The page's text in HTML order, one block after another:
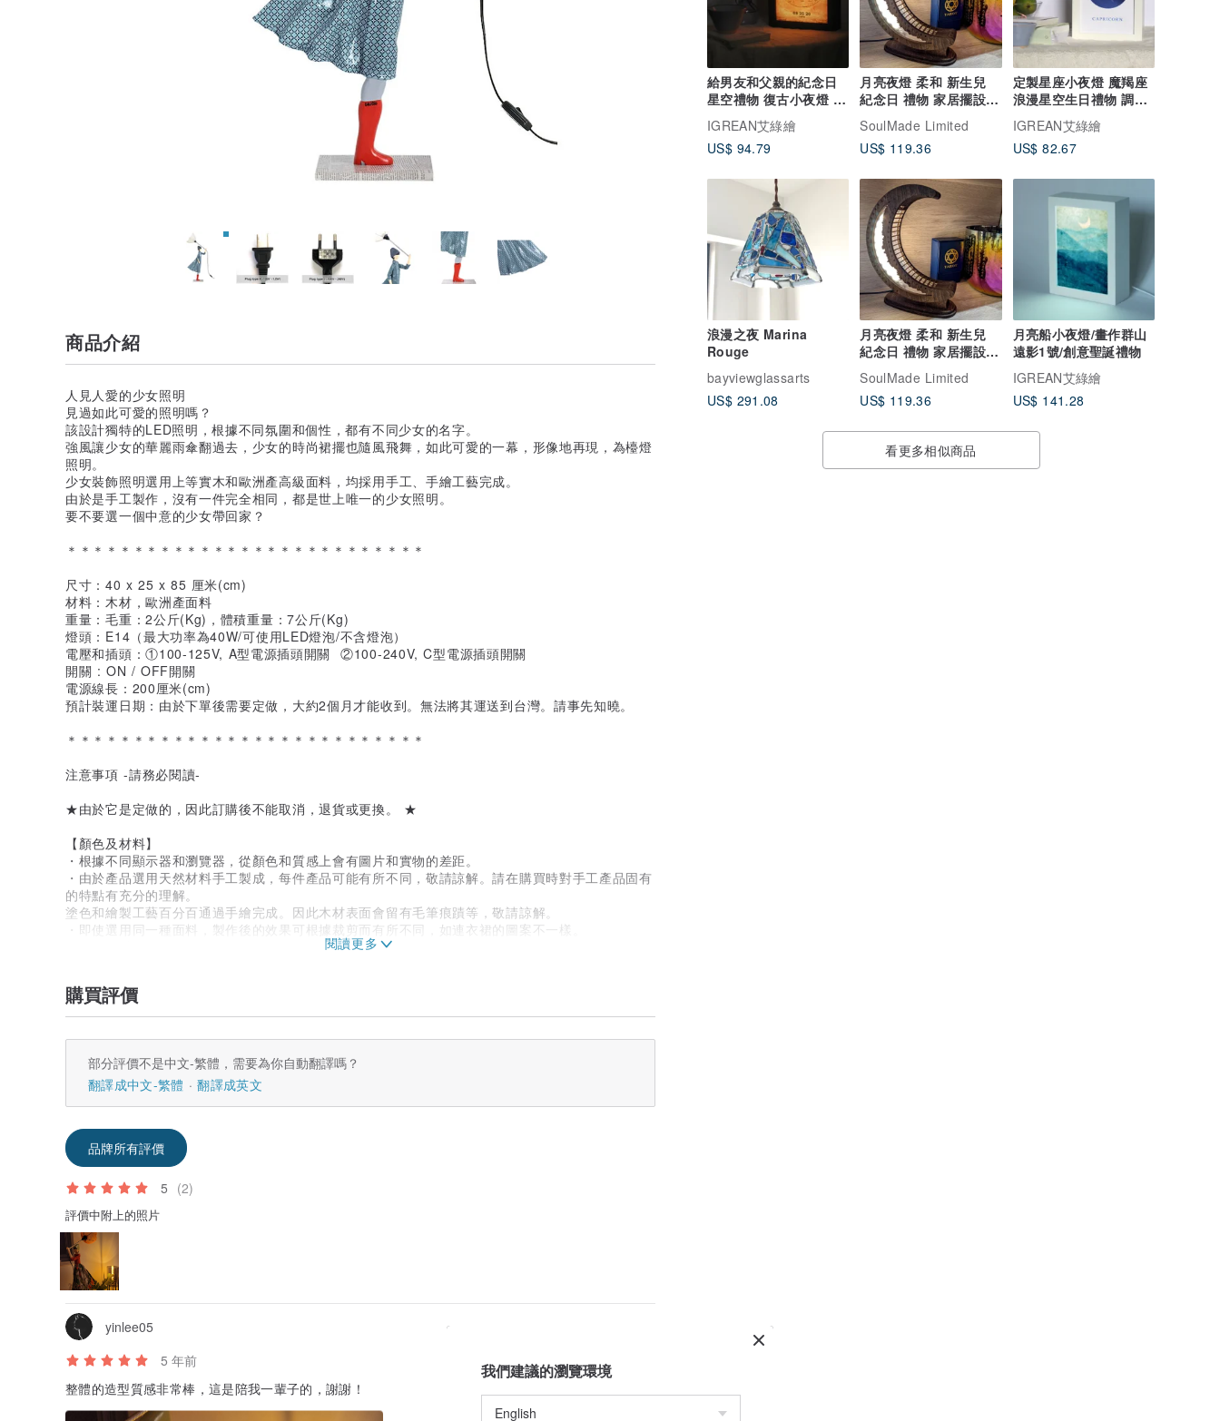
給男友和父親的紀念日
星空禮物 復古小夜燈 創
意裝飾畫燈箱
IGREAN艾綠繪
US$ 94.79
月亮夜燈 柔和 新生兒
紀念日 禮物 家居擺設
冥想 木燈 放鬆
SoulMade Limited
US$ 119.36
定製星座小夜燈 魔羯座
浪漫星空生日禮物 調光
陪伴入眠床頭燈
IGREAN艾綠繪
US$ 82.67
浪漫之夜 Marina
Rouge
bayviewglassarts
US$ 291.08
月亮夜燈 柔和 新生兒
紀念日 禮物 家居擺設
冥想 木燈 放鬆
SoulMade Limited
US$ 119.36
月亮船小夜燈/畫作群山
遠影1號/創意聖誕禮物
IGREAN艾綠繪
US$ 141.28
看更多相似商品
商品介紹
人見人愛的少女照明
見過如此可愛的照明嗎？
該設計獨特的LED照明，根據不同氛圍和個性，都有不同少女的名字。
強風讓少女的華麗雨傘翻過去，少女的時尚裙擺也隨風飛舞，如此可愛的一幕，形像地再現，為檯燈
照明。
少女裝飾照明選用上等實木和歐洲產高級面料，均採用手工、手繪工藝完成。
由於是手工製作，沒有一件完全相同，都是世上唯一的少女照明。
要不要選一個中意的少女帶回家？
＊＊＊＊＊＊＊＊＊＊＊＊＊＊＊＊＊＊＊＊＊＊＊＊＊＊＊
尺寸：40 x 25 x 85 厘米(cm)
材料：木材，歐洲產面料
重量：毛重：2公斤(Kg)，體積重量：7公斤(Kg)
燈頭：E14（最大功率為40W/可使用LED燈泡/不含燈泡）
電壓和插頭：①100-125V, A型電源插頭開關 ②100-240V, C型電源插頭開關
開關 : ON / OFF開關
電源線長：200厘米(cm)
預計裝運日期：由於下單後需要定做，大約2個月才能收到。無法將其運送到台灣。請事先知曉。
＊＊＊＊＊＊＊＊＊＊＊＊＊＊＊＊＊＊＊＊＊＊＊＊＊＊＊
注意事項 -請務必閱讀-
★由於它是定做的，因此訂購後不能取消，退貨或更換。 ★
【顏色及材料】
・根據不同顯示器和瀏覽器，從顏色和質感上會有圖片和實物的差距。
・由於產品選用天然材料手工製成，每件產品可能有所不同，敬請諒解。請在購買時對手工產品固有
的特點有充分的理解。
塗色和繪製工藝百分百通過手繪完成。因此木材表面會留有毛筆痕蹟等，敬請諒解。
・即使選用同一種面料，製作後的效果可根據裁剪而有所不同，如連衣裙的圖案不一樣。
由於是純手工產品，製作後會有差異，敬請諒解。
【保管方法】
・由於是較為敏感的產品，請勿施加強力或用力拽拉。
【清掃方法】
・想要去除灰塵或污漬時，請將乾淨的抹布沾水擰乾後擦拭灰塵。
購買評價
部分評價不是中文-繁體，需要為你自動翻譯嗎？
翻譯成中文-繁體
翻譯成英文
品牌所有評價
5 (2)
評價中附上的照片
yinlee05
5 年前
整體的造型質感非常棒，這是陪我一輩子的，謝謝！
我們建議的瀏覽環境